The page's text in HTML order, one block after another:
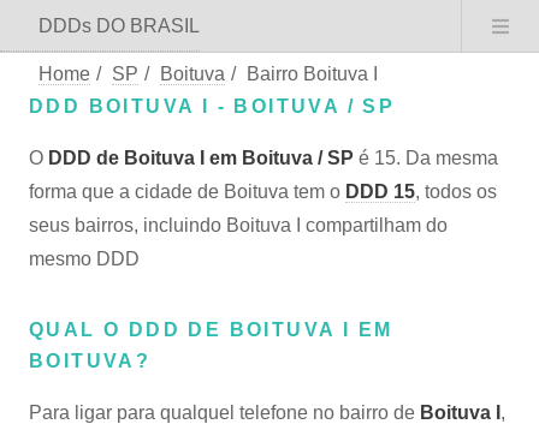
DDDs DO BRASIL
Home / SP / Boituva /
Bairro Boituva I
DDD BOITUVA I - BOITUVA / SP
O DDD de Boituva I em Boituva / SP é 15. Da mesma
forma que a cidade de Boituva tem o DDD 15, todos os
seus bairros, incluindo Boituva I compartilham do
mesmo DDD
QUAL O DDD DE BOITUVA I EM
BOITUVA?
Para ligar para qualquel telefone no bairro de Boituva I ,